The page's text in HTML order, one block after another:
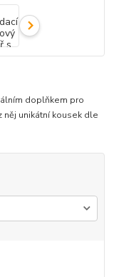
doplňkem pro
něj unikátní kousek dle